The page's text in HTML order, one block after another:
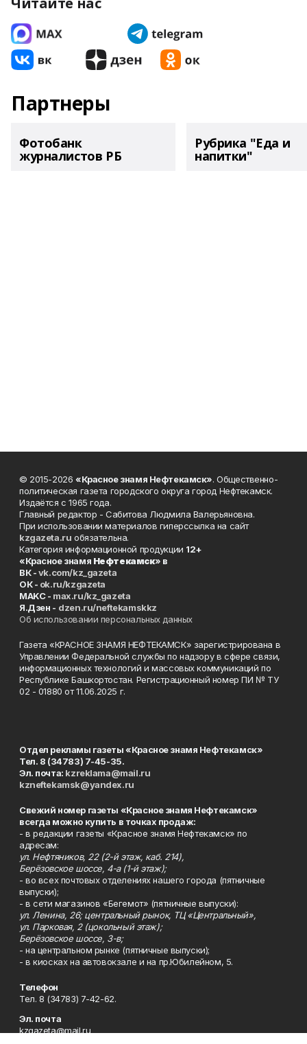
Партнеры
Фотобанк
журналистов РБ
Рубрика "Еда и
напитки"
© 2015-2026 «Красное знамя Нефтекамск». Общественно-
политическая газета городского округа город Нефтекамск.
Издаётся с 1965 года.
Главный редактор - Сабитова Людмила Валерьяновна.
При использовании материалов гиперссылка на сайт
kzgazeta.ru обязательна.
Категория информационной продукции 12+
«Красное знамя Нефтекамск» в
ВК -vk.com/kz_gazeta
ОК - ok.ru/kzgazeta
MAKC - max.ru/kz_gazeta
Я.Дзен - dzen.ru/neftekamskkz
Об использовании персональных данных
Газета «КРАСНОЕ ЗНАМЯ НЕФТЕКАМСК» зарегистрирована в
Управлении Федеральной службы по надзору в сфере связи,
информационных технологий и массовых коммуникаций по
Республике Башкортостан. Регистрационный номер ПИ № ТУ
02 - 01880 от 11.06.2025 г.
Отдел рекламы газеты «Красное знамя Нефтекамск»
Тел. 8 (34783) 7-45-35.
Эл. почта: kzreklama@mail.ru
kzneftekamsk@yandex.ru
Свежий номер газеты «Красное знамя Нефтекамск»
всегда можно купить в точках продаж:
- в редакции газеты «Красное знамя Нефтекамск» по
адресам:
ул. Нефтяников, 22 (2-й этаж, каб. 214),
Берёзовское шоссе, 4-а (1-й этаж);
- во всех почтовых отделениях нашего города (пятничные
выпуски);
- в сети магазинов «Бегемот» (пятничные выпуски):
ул. Ленина, 26; центральный рынок, ТЦ «Центральный»,
ул. Парковая, 2 (цокольный этаж);
Берёзовское шоссе, 3-в;
- на центральном рынке (пятничные выпуски);
- в киосках на автовокзале и на пр.Юбилейном, 5.
Телефон
Тел. 8 (34783) 7-42-62.
Эл. почта
kzgazeta@mail.ru